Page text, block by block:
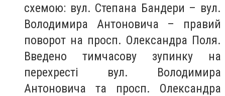
схемою: вул. Степана Бандери – вул.
Володимира Антоновича – правий
поворот на просп. Олександра Поля.
Введено тимчасову зупинку на
перехресті вул. Володимира
Антоновича та просп. Олександра